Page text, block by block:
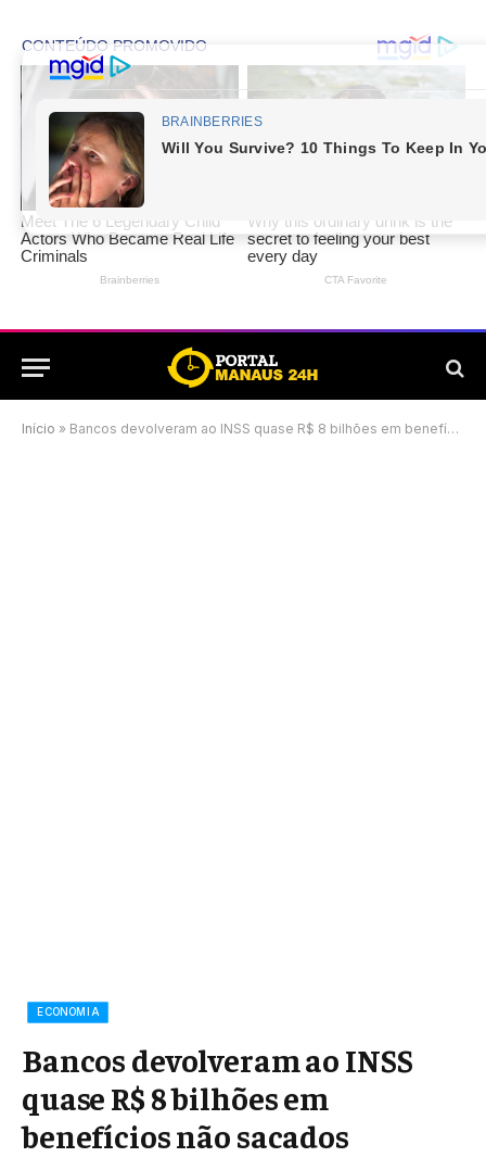
Início » Bancos devolveram ao INSS quase R$ 8 bilhões em benefícios não sacados
ECONOMIA
Bancos devolveram ao INSS
quase R$ 8 bilhões em
benefícios não sacados